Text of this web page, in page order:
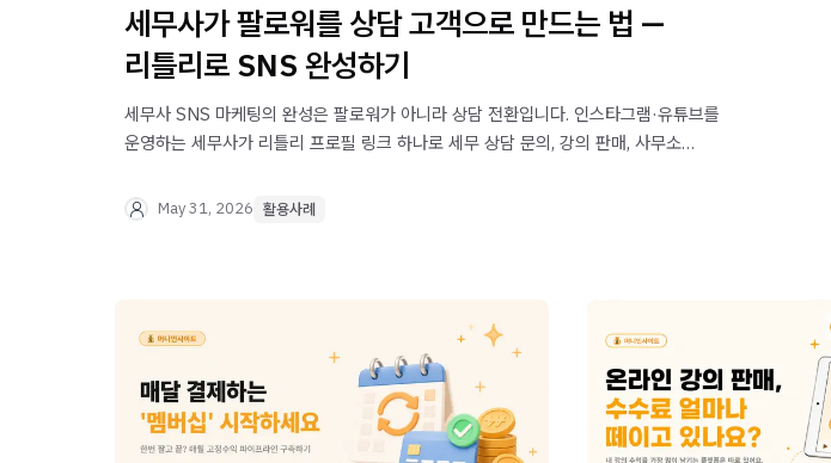
세무사가 팔로워를 상담 고객으로 만드는 법 —
리틀리로 SNS 완성하기
세무사 SNS 마케팅의 완성은 팔로워가 아니라 상담 전환입니다. 인스타그램·유튜브를
운영하는 세무사가 리틀리 프로필 링크 하나로 세무 상담 문의, 강의 판매, 사무소
May 31, 2026 활용사례